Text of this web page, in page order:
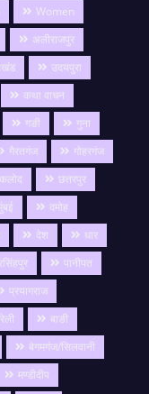
Women
अलीराजपुर
उदयपुरा
कथा वाचन
गङी
गुना
गैरतगंज
गोहरगंज
छतरपुर
दमोह
देश
धार
पानीपत
प्रयागराज
बाङी
बेगमगंज/सिलवानी
मण्डीदीप